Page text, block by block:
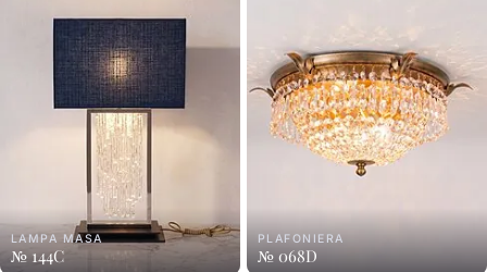
LAMPA MASA
№ 144C
PLAFONIERA
№ 068D